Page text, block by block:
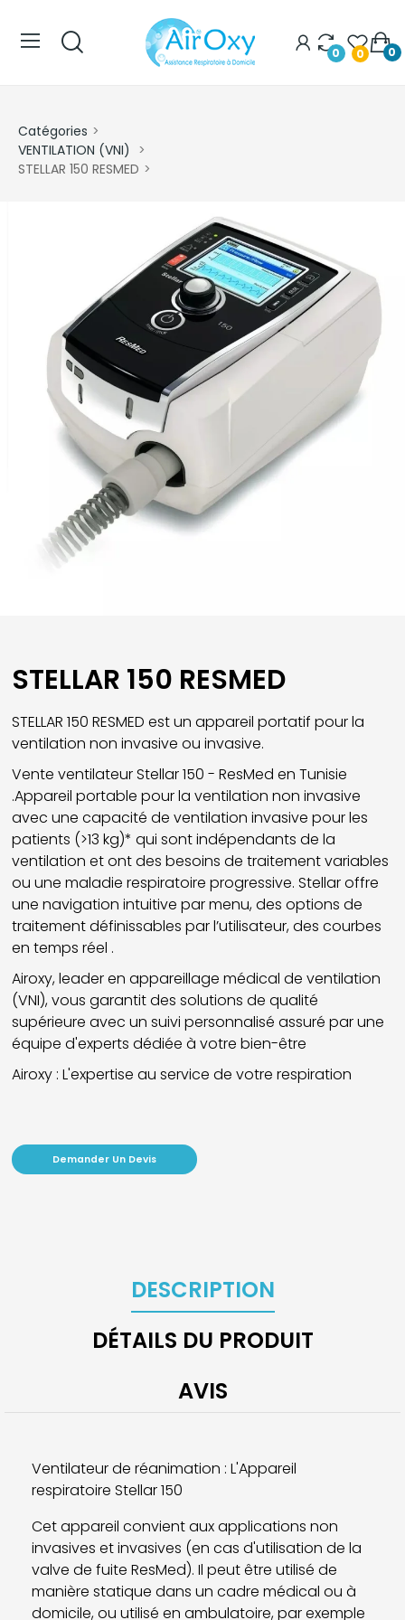
0 0 0
Catégories
VENTILATION (VNI)
STELLAR 150 RESMED
STELLAR 150 RESMED
STELLAR 150 RESMED est un appareil portatif pour la
ventilation non invasive ou invasive.
Vente ventilateur Stellar 150 - ResMed en Tunisie
.Appareil portable pour la ventilation non invasive
avec une capacité de ventilation invasive pour les
patients (>13 kg)* qui sont indépendants de la
ventilation et ont des besoins de traitement variables
ou une maladie respiratoire progressive. Stellar offre
une navigation intuitive par menu, des options de
traitement définissables par l’utilisateur, des courbes
en temps réel .
Airoxy, leader en appareillage médical de ventilation
(VNI), vous garantit des solutions de qualité
supérieure avec un suivi personnalisé assuré par une
équipe d'experts dédiée à votre bien-être
Airoxy : L'expertise au service de votre respiration
Demander Un Devis
DESCRIPTION
DÉTAILS DU PRODUIT
AVIS
Ventilateur de réanimation : L'Appareil
respiratoire Stellar 150
Cet appareil convient aux applications non
invasives et invasives (en cas d'utilisation de la
valve de fuite ResMed). Il peut être utilisé de
manière statique dans un cadre médical ou à
domicile, ou utilisé en ambulatoire, par exemple